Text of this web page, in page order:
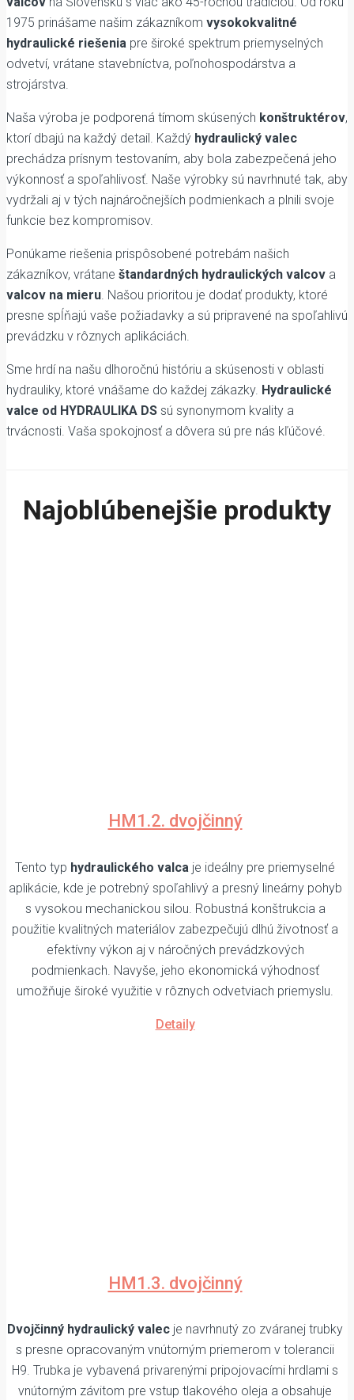
1975 prinášame našim zákazníkom vysokokvalitné
hydraulické riešenia pre široké spektrum priemyselných
odvetví, vrátane stavebníctva, poľnohospodárstva a
strojárstva.
Naša výroba je podporená tímom skúsených konštruktérov,
ktorí dbajú na každý detail. Každý hydraulický valec
prechádza prísnym testovaním, aby bola zabezpečená jeho
výkonnosť a spoľahlivosť. Naše výrobky sú navrhnuté tak, aby
vydržali aj v tých najnáročnejších podmienkach a plnili svoje
funkcie bez kompromisov.
Ponúkame riešenia prispôsobené potrebám našich
zákazníkov, vrátane štandardných hydraulických valcov a
valcov na mieru . Našou prioritou je dodať produkty, ktoré
presne spĺňajú vaše požiadavky a sú pripravené na spoľahlivú
prevádzku v rôznych aplikáciách.
Sme hrdí na našu dlhoročnú históriu a skúsenosti v oblasti
hydrauliky, ktoré vnášame do každej zákazky. Hydraulické
valce od HYDRAULIKA DS sú synonymom kvality a
trvácnosti. Vaša spokojnosť a dôvera sú pre nás kľúčové.
Najoblúbenejšie produkty
HM1.2. dvojčinný
Tento typ hydraulického valca je ideálny pre priemyselné
aplikácie, kde je potrebný spoľahlivý a presný lineárny pohyb
s vysokou mechanickou silou. Robustná konštrukcia a
použitie kvalitných materiálov zabezpečujú dlhú životnosť a
efektívny výkon aj v náročných prevádzkových
podmienkach. Navyše, jeho ekonomická výhodnosť
umožňuje široké využitie v rôznych odvetviach priemyslu.
Detaily
HM1.3. dvojčinný
Dvojčinný hydraulický valec je navrhnutý zo zváranej trubky
s presne opracovaným vnútorným priemerom v tolerancii
H9. Trubka je vybavená privarenými pripojovacími hrdlami s
vnútorným závitom pre vstup tlakového oleja a obsahuje